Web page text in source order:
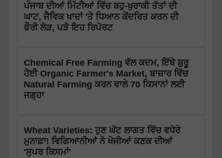
ਪੰਜਾਬ ਦੀਆਂ ਮਿੱਟੀਆਂ ਵਿੱਚ ਬਹੁ-ਖੁਰਾਕੀ ਤੱਤਾਂ ਦੀ
ਘਾਟ, ਜੈਵਿਕ ਖਾਦਾਂ 'ਤੇ ਧਿਆਨ ਕੇਂਦਰਿਤ ਕਰਨ ਦੀ
ਫੌਰੀ ਲੋੜ, ਪੜੋ ਇਹ ਰਿਪੋਰਟ
Chemical Free Farming ਵੱਲ ਕਦਮ, ਇੱਥੇ ਸ਼ੁਰੂ
ਹੋਈ Organic Farmer's Market, ਬਾਜ਼ਾਰ ਵਿੱਚ
Natural Farming ਕਰਨ ਵਾਲੇ 70 ਕਿਸਾਨਾਂ ਲਈ
ਜਗ੍ਹਾ
Wheat Varieties: ਹੁਣ ਘੱਟ ਲਾਗਤ ਵਿੱਚ ਵਧੇਰੇ
ਮੁਨਾਫ਼ਾ! ਵਿਗਿਆਨੀਆਂ ਨੇ ਖੋਜੀਆਂ ਕਣਕ ਦੀਆਂ
'ਸੁਪਰ ਕਿਸਮਾਂ'